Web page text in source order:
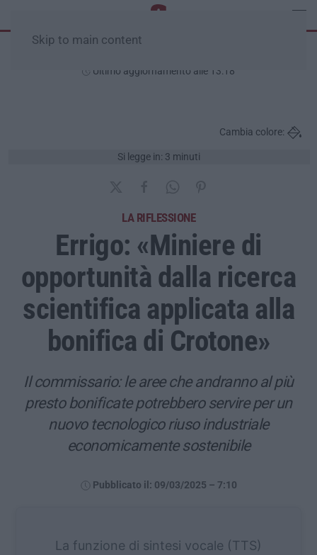
Skip to main content
Ultimo aggiornamento alle 13:18
Si legge in: 3 minuti
Cambia colore:
LA RIFLESSIONE
Errigo: «Miniere di
opportunità dalla ricerca
scientifica applicata alla
bonifica di Crotone»
Il commissario: le aree che andranno al più
presto bonificate potrebbero servire per un
nuovo tecnologico riuso industriale
economicamente sostenibile
Pubblicato il: 09/03/2025 – 7:10
La funzione di sintesi vocale (TTS)